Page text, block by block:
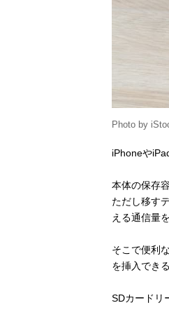
Photo by
iPhoneや
本体の保存
ただし移す
える通信量
そこで便利
を挿入でき
SDカードリ